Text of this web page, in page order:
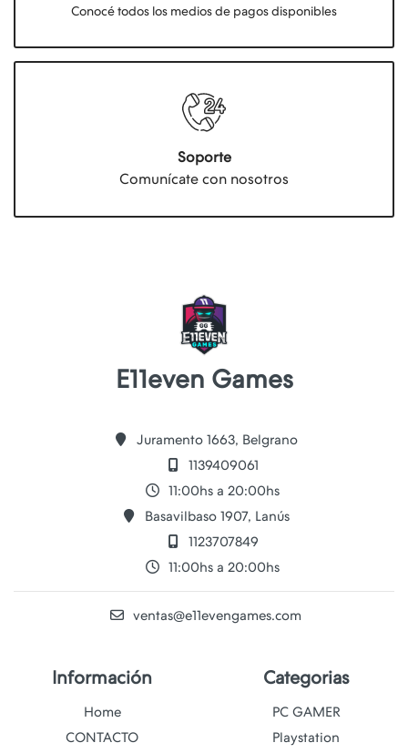
Conocé todos los medios de pagos disponibles
Soporte
Comunícate con nosotros
E11even Games
Juramento 1663, Belgrano
1139409061
11:00hs a 20:00hs
Basavilbaso 1907, Lanús
1123707849
11:00hs a 20:00hs
ventas@e11evengames.com
Información
Home
CONTACTO
Categorias
PC GAMER
Playstation